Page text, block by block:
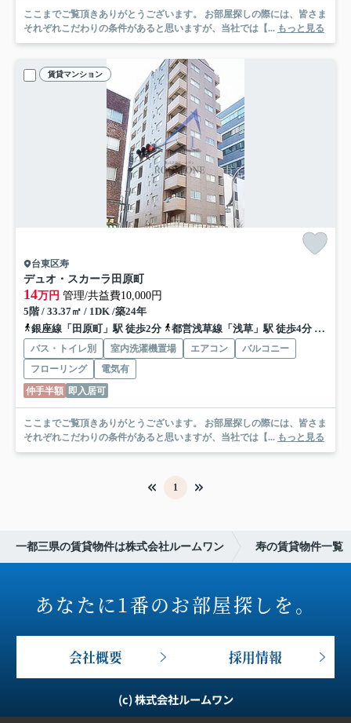
ここまでご覧頂きありがとうございます。 お部屋探しの際には、皆さま
それぞれこだわりの条件があると思いますが、当社では【... もっと見る
賃貸マンション
台東区寿
デュオ・スカーラ田原町
14万円 管理/共益費10,000円
5階 / 33.37㎡ / 1DK /築24年
銀座線「田原町」駅 徒歩2分
都営浅草線「浅草」駅 徒歩4分 都営
バス・トイレ別 室内洗濯機置場 エアコン
バルコニー
フローリング
電気有
仲手半額 即入居可
ここまでご覧頂きありがとうございます。 お部屋探しの際には、皆さま
それぞれこだわりの条件があると思いますが、当社では【... もっと見る
1
一都三県の賃貸物件は株式会社ルームワン 寿の賃貸物件一覧
あなたに1番のお部屋探しを。
会社概要 採用情報
(c) 株式会社ルームワン